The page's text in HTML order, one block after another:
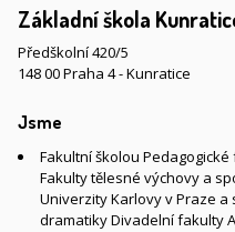
Základní škola
Předškolní 420/5
148 00 Praha 4 - Kunratice
Jsme
Fakultní školou
Fakulty tělesné výchovy a
Univerzity Karlovy v Praze
dramatiky Divadelní fakulty